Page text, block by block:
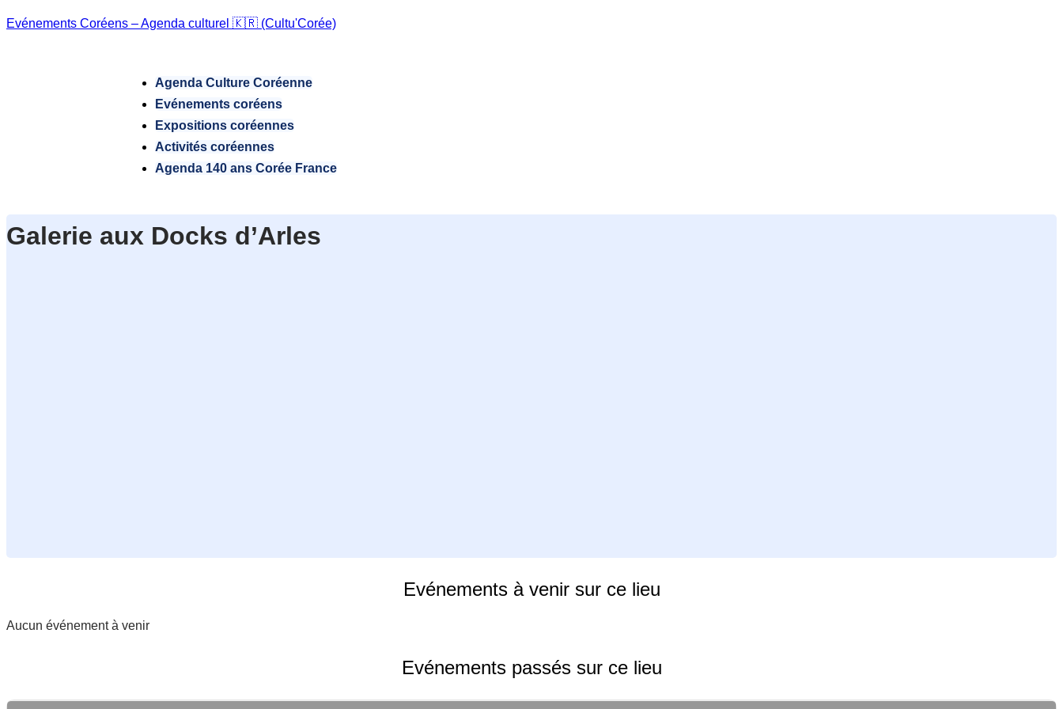
Evénements Coréens – Agenda culturel 🇰🇷 (Cultu'Corée)
Agenda Culture Coréenne
Evénements coréens
Expositions coréennes
Activités coréennes
Agenda 140 ans Corée France
Galerie aux Docks d’Arles
Evénements à venir sur ce lieu
Aucun événement à venir
Evénements passés sur ce lieu